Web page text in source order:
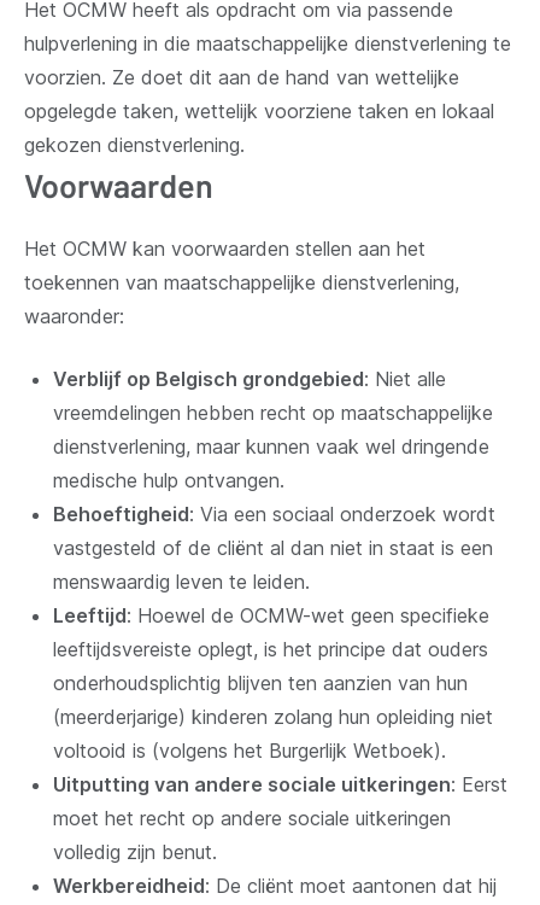
Het OCMW heeft als opdracht om via passende
hulpverlening in die maatschappelijke dienstverlening te
voorzien. Ze doet dit aan de hand van wettelijke
opgelegde taken, wettelijk voorziene taken en lokaal
gekozen dienstverlening.
Voorwaarden
Het OCMW kan voorwaarden stellen aan het
toekennen van maatschappelijke dienstverlening,
waaronder:
Verblijf op Belgisch grondgebied: Niet alle
vreemdelingen hebben recht op maatschappelijke
dienstverlening, maar kunnen vaak wel dringende
medische hulp ontvangen.
Behoeftigheid: Via een sociaal onderzoek wordt
vastgesteld of de cliënt al dan niet in staat is een
menswaardig leven te leiden.
Leeftijd: Hoewel de OCMW-wet geen specifieke
leeftijdsvereiste oplegt, is het principe dat ouders
onderhoudsplichtig blijven ten aanzien van hun
(meerderjarige) kinderen zolang hun opleiding niet
voltooid is (volgens het Burgerlijk Wetboek).
Uitputting van andere sociale uitkeringen: Eerst
moet het recht op andere sociale uitkeringen
volledig zijn benut.
Werkbereidheid: De cliënt moet aantonen dat hij